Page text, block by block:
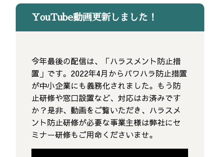
YouTube動画更新しました！
今年最後の配信は、「ハラスメント防止措
置」です。2022年4月からパワハラ防止措置
が中小企業にも義務化されました。もう防
止研修や窓口設置など、対応はお済みです
か？是非、動画をご覧いただき、ハラスメ
ント防止研修が必要な事業主様は弊社にセ
ミナー研修もご用命くださいませ。